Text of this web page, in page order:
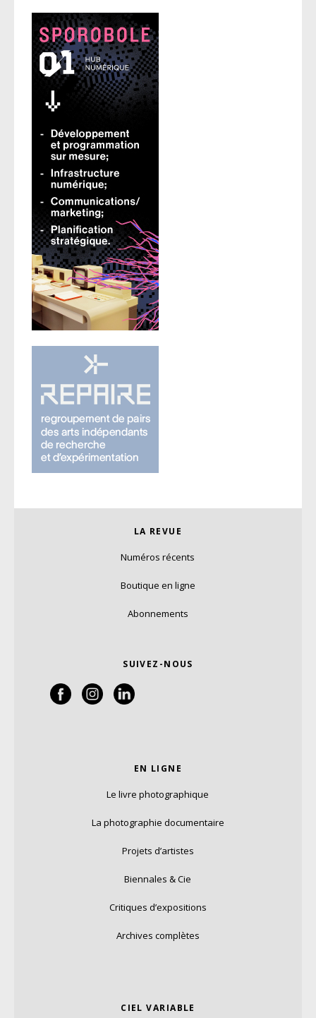
LA REVUE
Numéros récents
Boutique en ligne
Abonnements
SUIVEZ-NOUS
EN LIGNE
Le livre photographique
La photographie documentaire
Projets d’artistes
Biennales & Cie
Critiques d’expositions
Archives complètes
CIEL VARIABLE